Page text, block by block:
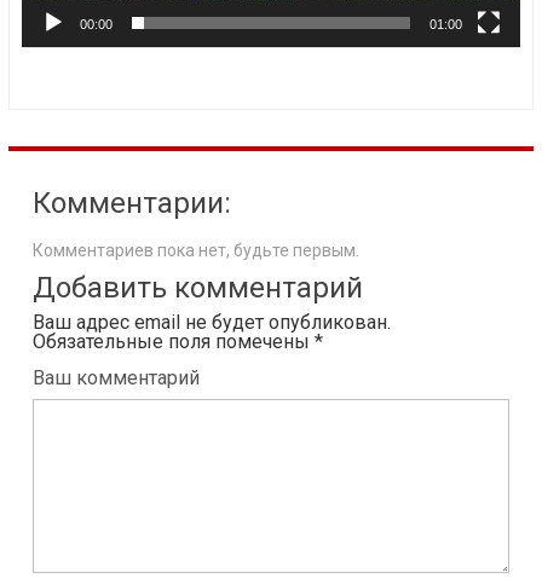
00:00 01:00
Комментарии:
Комментариев пока нет, будьте первым.
Добавить комментарий
Ваш адрес email не будет опубликован.
Обязательные поля помечены *
Ваш комментарий